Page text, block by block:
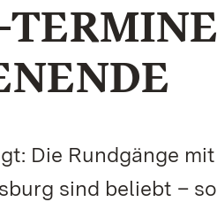
Die Rundgänge
sind beliebt –